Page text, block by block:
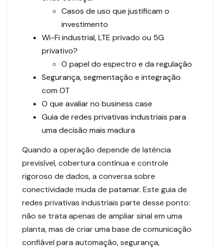
Casos de uso que justificam o
investimento
Wi-Fi industrial, LTE privado ou 5G
privativo?
O papel do espectro e da regulação
Segurança, segmentação e integração
com OT
O que avaliar no business case
Guia de redes privativas industriais para
uma decisão mais madura
Quando a operação depende de latência
previsível, cobertura contínua e controle
rigoroso de dados, a conversa sobre
conectividade muda de patamar. Este guia de
redes privativas industriais parte desse ponto:
não se trata apenas de ampliar sinal em uma
planta, mas de criar uma base de comunicação
confiável para automação, segurança,